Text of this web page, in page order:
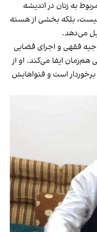
به زنان در اندیشه
بلکه بخشی از هسته
می‌دهد.
فقهی و اجرای قضایی
ایفا می‌کند. او از
است و فتواهایش